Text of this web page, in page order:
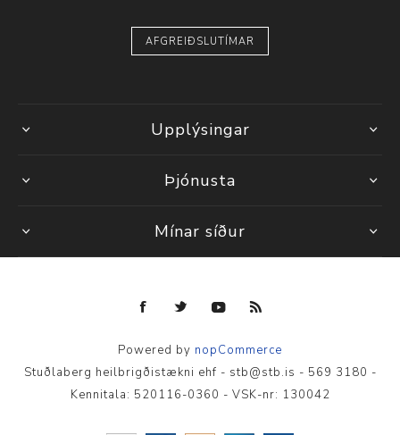
AFGREIÐSLUTÍMAR
Upplýsingar
Þjónusta
Mínar síður
Powered by nopCommerce
Stuðlaberg heilbrigðistækni ehf - stb@stb.is - 569 3180 -
Kennitala: 520116-0360 - VSK-nr: 130042